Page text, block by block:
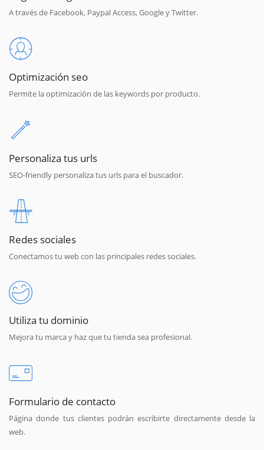
A través de Facebook, Paypal Access, Google y Twitter.
Optimización seo
Permite la optimización de las keywords por producto.
Personaliza tus urls
SEO-friendly personaliza tus urls para el buscador.
Redes sociales
Conectamos tu web con las principales redes sociales.
Utiliza tu dominio
Mejora tu marca y haz que tu tienda sea profesional.
Formulario de contacto
Página donde tus clientes podrán escribirte directamente desde la
web.